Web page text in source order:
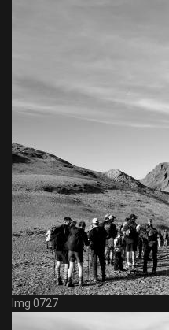
Img 0727